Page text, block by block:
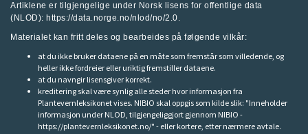
Artiklene er tilgjengelige under Norsk lisens for offentlige data
(NLOD): https://data.norge.no/nlod/no/2.0.
Materialet kan fritt deles og bearbeides på følgende vilkår:
at du ikke bruker dataene på en måte som fremstår som villedende, og
heller ikke fordreier eller uriktig fremstiller dataene.
at du navngir lisensgiver korrekt.
kreditering skal være synlig alle steder hvor informasjon fra
Plantevernleksikonet vises. NIBIO skal oppgis som kilde slik: "Inneholder
informasjon under NLOD, tilgjengeliggjort gjennom NIBIO -
https://plantevernleksikonet.no/" - eller kortere, etter nærmere avtale.